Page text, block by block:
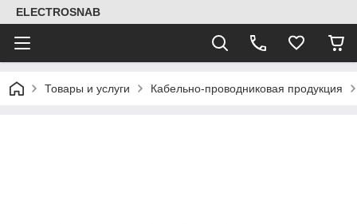
ELECTROSNAB
Товары и услуги Кабельно-проводниковая продукция